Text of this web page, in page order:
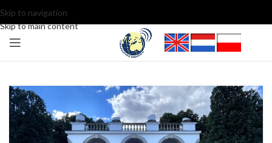
Skip to navigation
Skip to main content